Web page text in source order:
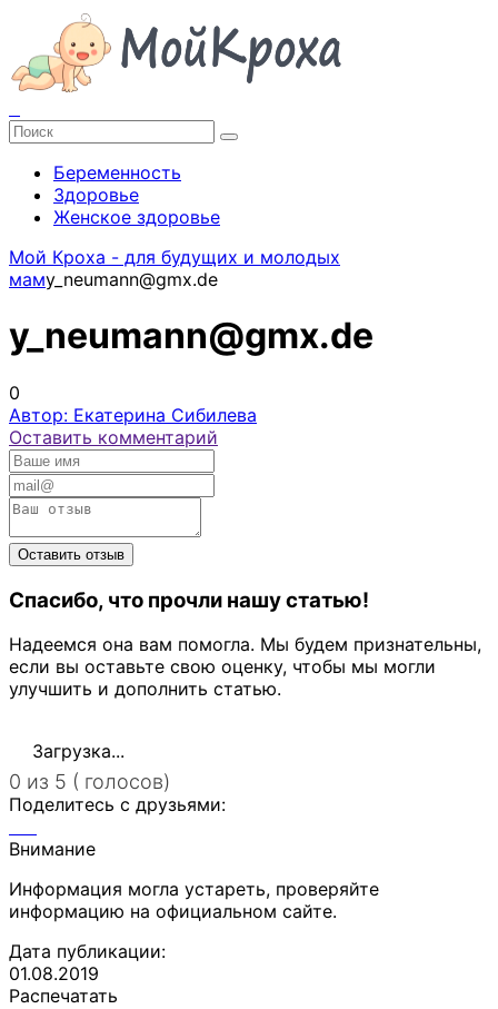
Беременность
Здоровье
Женское здоровье
Мой Кроха - для будущих и молодых
мамy_neumann@gmx.de
y_neumann@gmx.de
0
Автор: Екатерина Сибилева
Оставить комментарий
Спасибо, что прочли нашу статью!
Надеемся она вам помогла. Мы будем признательны,
если вы оставьте свою оценку, чтобы мы могли
улучшить и дополнить статью.
Загрузка...
0 из 5 ( голосов)
Поделитесь с друзьями:
Внимание
Информация могла устареть, проверяйте
информацию на официальном сайте.
Дата публикации:
01.08.2019
Распечатать